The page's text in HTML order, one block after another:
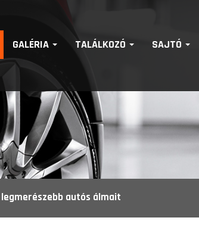
GALÉRIA TALÁLKOZÓ SAJTÓ
autós álmait